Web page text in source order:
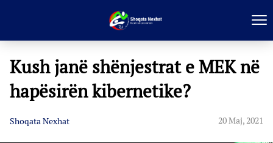
Kush janë shënjestrat e MEK në
hapësirën kibernetike?
Shoqata Nexhat 20 Maj, 2021